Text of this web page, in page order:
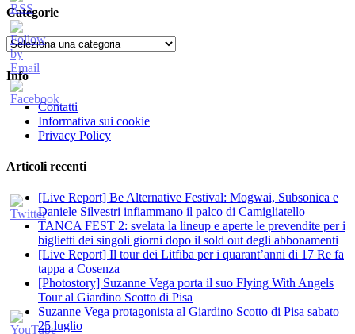
Categorie
Categorie
Info
Contatti
Informativa sui cookie
Privacy Policy
Articoli recenti
[Live Report] Be Alternative Festival: Mogwai, Subsonica e
Daniele Silvestri infiammano il palco di Camigliatello
TANCA FEST 2: svelata la lineup e aperte le prevendite per i
biglietti dei singoli giorni dopo il sold out degli abbonamenti
[Live Report] Il tour dei Litfiba per i quarant’anni di 17 Re fa
tappa a Cosenza
[Photostory] Suzanne Vega porta il suo Flying With Angels
Tour al Giardino Scotto di Pisa
Suzanne Vega protagonista al Giardino Scotto di Pisa sabato
25 luglio